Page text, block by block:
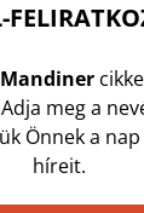
Mandiner
meg a
Önnek a
híreit.